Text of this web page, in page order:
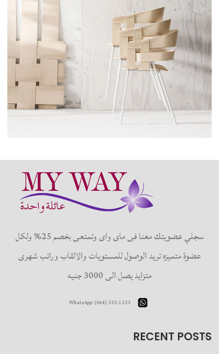
IMPERDIET MAURIS A NONTIN
سجلي عضويتك معنا فى ماى واى وتمتعى بخصم 25% ولكل
عضوة متميزه تريد الوصول للمستويات والالقاب وراتب شهرى
متزايد يصل الى 3000 جنيه
WhatsApp: (064) 332-1233
RECENT POSTS